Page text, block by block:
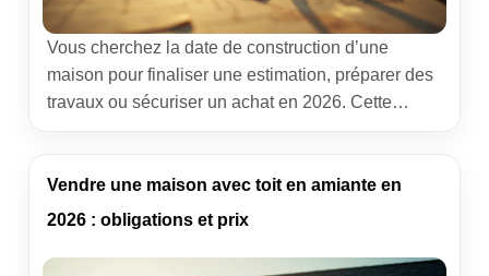
Vous cherchez la date de construction d’une
maison pour finaliser une estimation, préparer des
travaux ou sécuriser un achat en 2026. Cette
patrimoniale, aides à la rénovation. L’expérience
montre qu’on la retrouve rarement par une seule
combinaison […]
Vendre une maison avec toit en amiante en
2026 : obligations et prix